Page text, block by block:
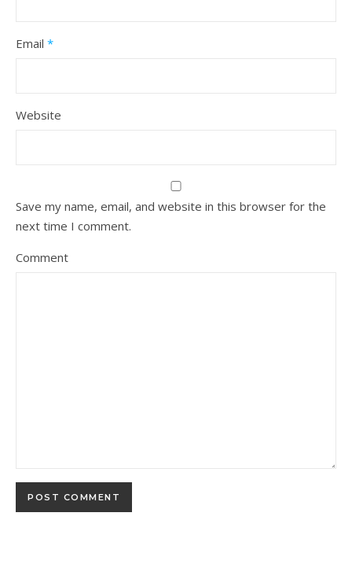
Email *
Website
Save my name, email, and website in this browser for the
next time I comment.
Comment